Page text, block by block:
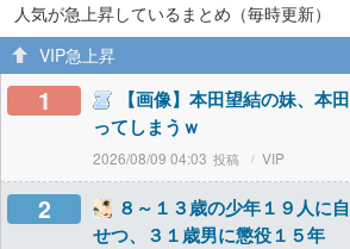
人気が急上昇しているまとめ（毎時更新）
VIP急上昇
1
【画像】本田望結の妹、本
ってしまうｗ
2026/08/09 04:03 VIP
2
８～１３歳の少年１９人に
せつ、３１歳男に懲役１５年